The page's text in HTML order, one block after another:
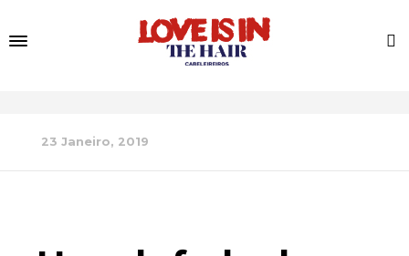
23 Janeiro, 2019